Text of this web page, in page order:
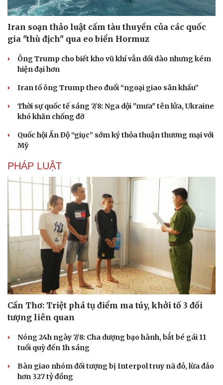
Cải chính
Iran soạn thảo luật cấm tàu thuyền của các quốc
gia "thù địch" qua eo biển Hormuz
Ông Trump cho biết kho vũ khí vẫn dồi dào nhưng kém
hiện đại hơn
Iran tố ông Trump theo đuổi “ngoại giao sân khấu”
Thời sự quốc tế sáng 7/8: Nga dội "mưa" tên lửa, Ukraine
khó khăn chống đỡ
Quốc hội Ấn Độ “giục” sớm ký thỏa thuận thương mại với
Mỹ
PHÁP LUẬT
Cần Thơ: Triệt phá tụ điểm ma túy, khởi tố 3 đối
tượng liên quan
Nóng 24h ngày 7/8: Cha dượng bạo hành, bắt bé gái 11
tuổi quỳ đến 1h sáng
Bàn giao nhóm đối tượng bị Interpol truy nã đỏ, lừa đảo
hơn 327 tỷ đồng